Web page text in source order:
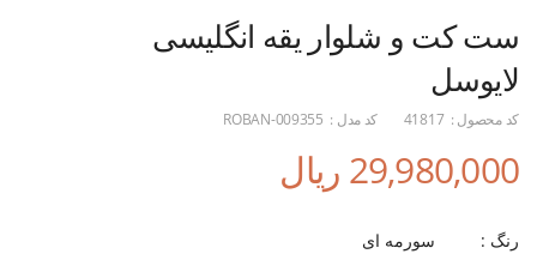
ست کت و شلوار یقه انگلیسی
لایوسل
کد محصول : 41817 کد مدل : ROBAN-009355
29,980,000 ریال
رنگ : سورمه ای